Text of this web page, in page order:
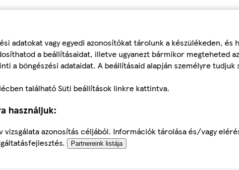
adatokat vagy egyedi azonosítókat tárolunk a készülékeden, és
a beállításaidat, illetve ugyanezt bármikor megteheted az
a böngészési adataidat. A beállításaid alapján személyre tudjuk
található Süti beállítások linkre kattintva.
használjuk:
vizsgálata azonosítás céljából. Információk tárolása és/vagy
Partnereink listája